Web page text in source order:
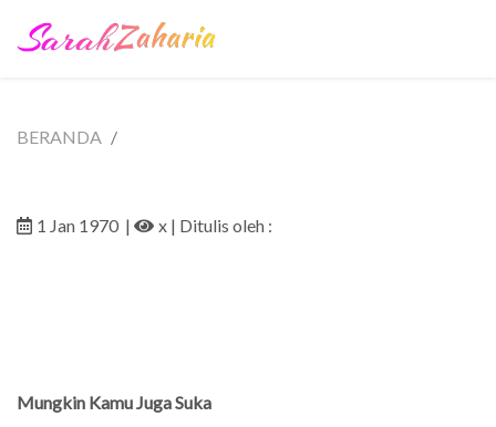
BERANDA
1 Jan 1970 | x | Ditulis oleh :
Mungkin Kamu Juga Suka